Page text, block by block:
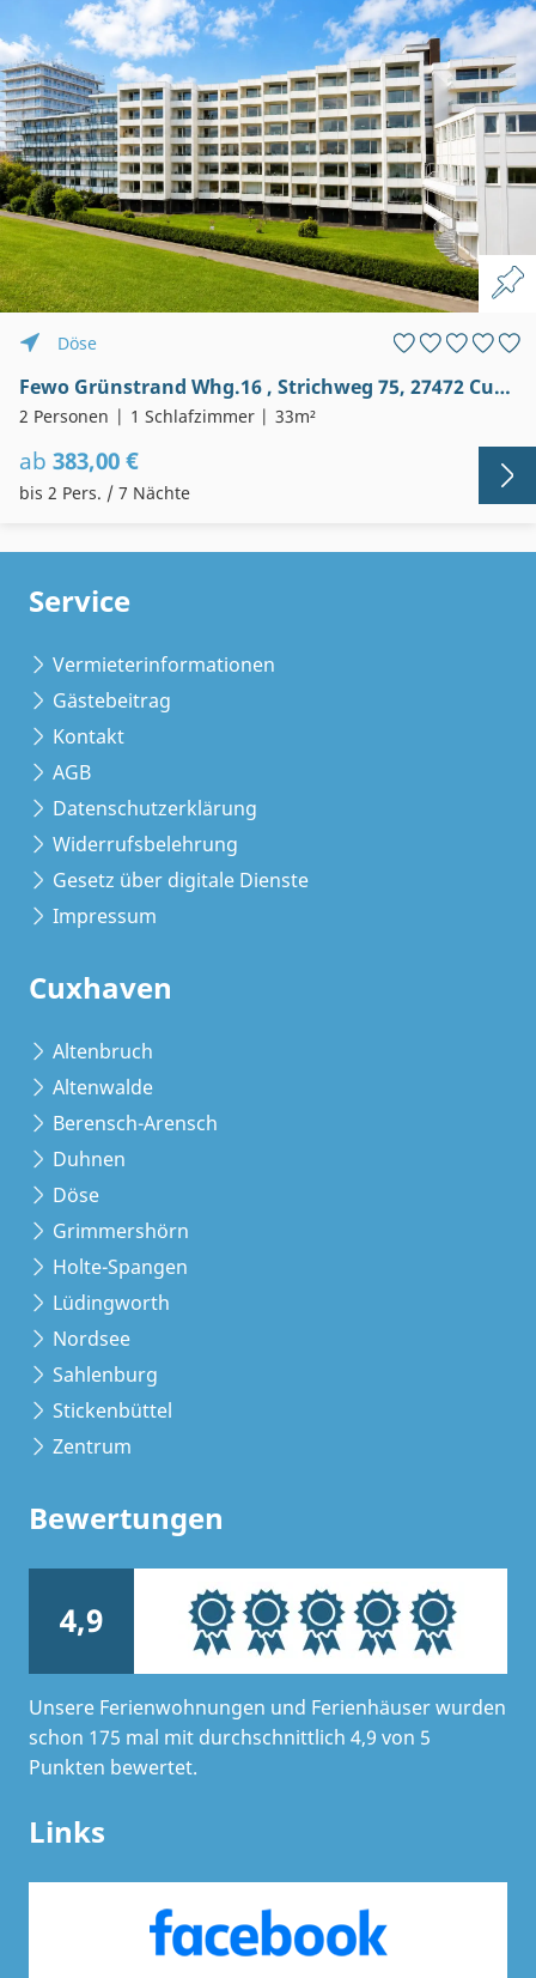
Döse
Fewo Grünstrand Whg.16 , Strichweg 75, 27472 Cuxhaven
2 Personen 1 Schlafzimmer 33m²
ab 383,00 €
bis 2 Pers. / 7 Nächte
Service
Vermieterinformationen
Gästebeitrag
Kontakt
AGB
Datenschutzerklärung
Widerrufsbelehrung
Gesetz über digitale Dienste
Impressum
Cuxhaven
Altenbruch
Altenwalde
Berensch-Arensch
Duhnen
Döse
Grimmershörn
Holte-Spangen
Lüdingworth
Nordsee
Sahlenburg
Stickenbüttel
Zentrum
Bewertungen
4,9
Unsere Ferienwohnungen und Ferienhäuser wurden
schon 175 mal mit durchschnittlich 4,9 von 5
Punkten bewertet.
Links